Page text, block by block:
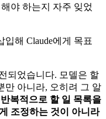
야 하는지 자주 잊었
해 Claude에게 목표
되었습니다. 모델은 할
만 아니라, 오히려 그 알
반복적으로 할 일 목록을
조정하는 것이 아니라